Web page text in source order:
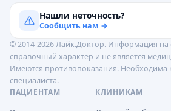
Нашли неточность?
Сообщить нам →
© 2014-2026 Лайк.Доктор. Информация на
справочный характер и не является
Имеются противопоказания. Необходима
специалиста.
ПАЦИЕНТАМ
КЛИНИКАМ